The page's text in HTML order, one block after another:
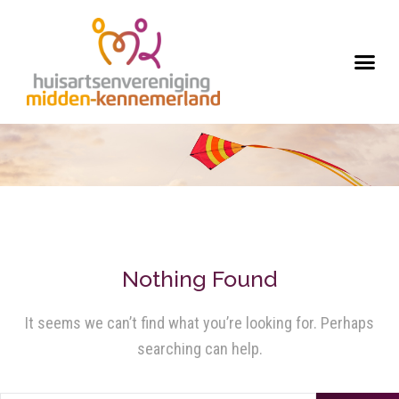
Nothing Found
It seems we can’t find what you’re looking for. Perhaps
searching can help.